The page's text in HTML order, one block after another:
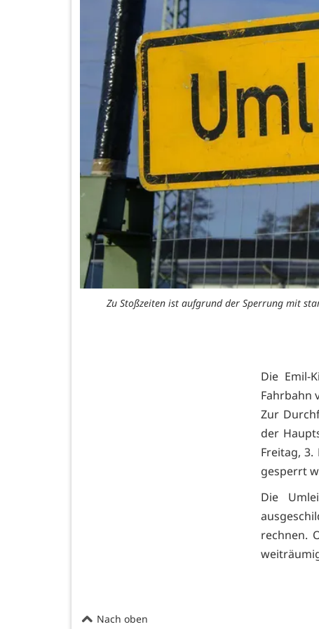
Zu Stoßzeiten ist aufgrund der Sperrung mit
Die Emil-
Fahrbahn
Zur
der
Freitag,
gesperrt
Die
rechnen.
Nach oben